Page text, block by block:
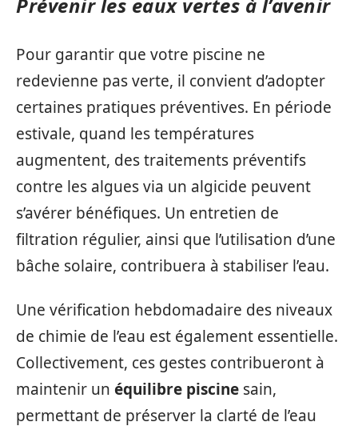
Pour garantir que votre piscine ne
redevienne pas verte, il convient d’adopter
certaines pratiques préventives. En période
estivale, quand les températures
augmentent, des traitements préventifs
contre les algues via un algicide peuvent
s’avérer bénéfiques. Un entretien de
filtration régulier, ainsi que l’utilisation d’une
bâche solaire, contribuera à stabiliser l’eau.
Une vérification hebdomadaire des niveaux
de chimie de l’eau est également essentielle.
Collectivement, ces gestes contribueront à
maintenir un équilibre piscine sain,
permettant de préserver la clarté de l’eau